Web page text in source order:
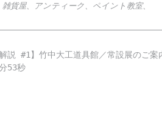
貨屋、アンティーク、ペイント教室、
説 #1】竹中大工道具館／常設展のご案
53秒